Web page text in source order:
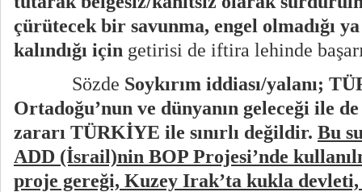
çürütecek bir savunma, engel olmadığı
kalındığı için getirisi de iftira lehinde
Sözde Soykırım iddiası/yalanı;
Ortadoğu’nun ve dünyanın geleceği ile
zararı TÜRKİYE ile sınırlı değildir. Bu
ADD (İsrail)nin BOP Projesi’nde
proje gereği, Kuzey Irak’ta kukla